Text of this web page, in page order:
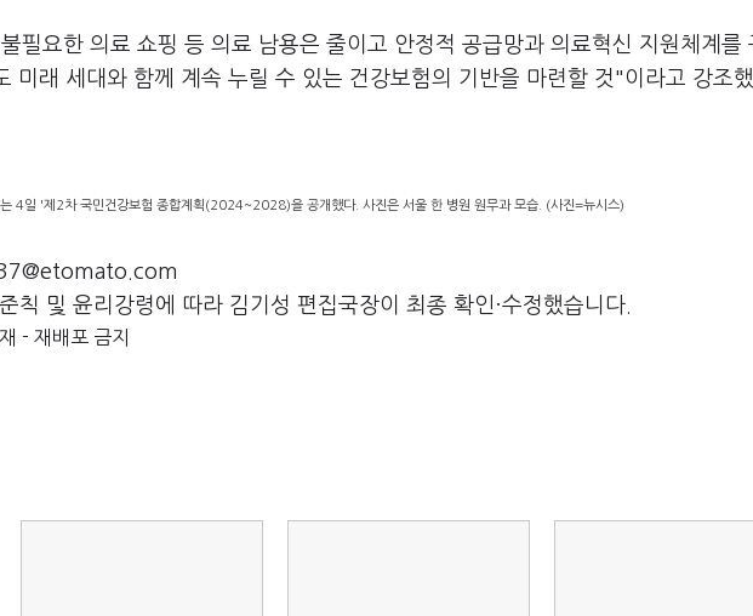
필요한 의료 쇼핑 등 의료 남용은 줄이고 안정적 공급망과 의료혁신 지원체계를
미래 세대와 함께 계속 누릴 수 있는 건강보험의 기반을 마련할 것"이라고 강조
4일 '제2차 국민건강보험 종합계획(2024~2028)을 공개했다. 사진은 서울 한 병원 원무과 모습. (사진=뉴시스)
칙 및 윤리강령에 따라 김기성 편집국장이 최종 확인·수정했습니다.
- 재배포 금지